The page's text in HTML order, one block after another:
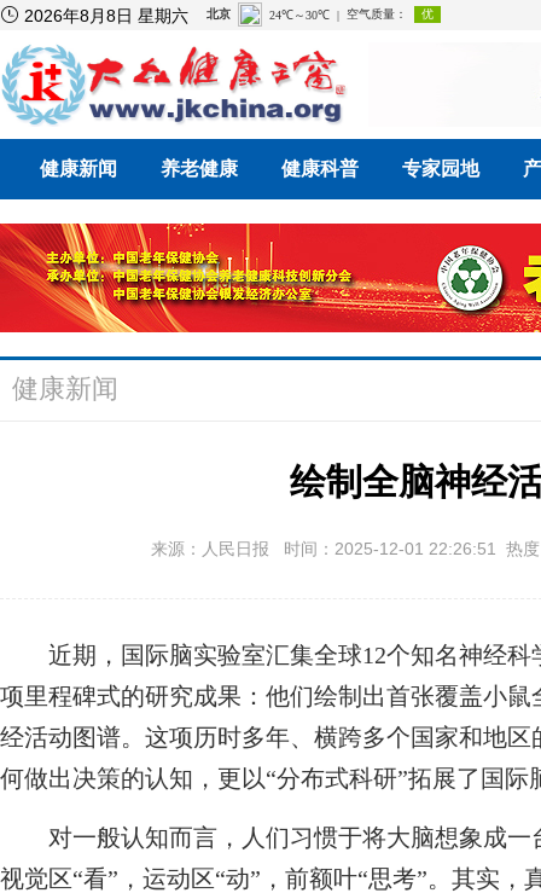
 2026年8月8日 星期六
健康新闻 养老健康 健康科普 专家园地
健康新闻
绘制全脑神经
来源：人民日报 时间：2025-12-01 22:26:51 热
近期，国际脑实验室汇集全球12个知名神经科
项里程碑式的研究成果：他们绘制出首张覆盖小
经活动图谱。这项历时多年、横跨多个国家和地
何做出决策的认知，更以“分布式科研”拓展了国际
对一般认知而言，人们习惯于将大脑想象成
视觉区“看”，运动区“动”，前额叶“思考”。其实